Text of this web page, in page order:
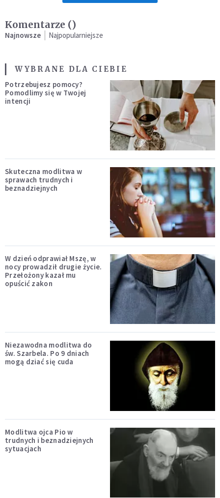
Komentarze ()
Najnowsze Najpopularniejsze
WYBRANE DLA CIEBIE
Potrzebujesz pomocy?
Pomodlimy się w Twojej
intencji
Skuteczna modlitwa w
sprawach trudnych i
beznadziejnych
W dzień odprawiał Mszę, w
nocy prowadził drugie życie.
Przełożony kazał mu
opuścić zakon
Niezawodna modlitwa do
św. Szarbela. Po 9 dniach
mogą dziać się cuda
Modlitwa ojca Pio w
trudnych i beznadziejnych
sytuacjach